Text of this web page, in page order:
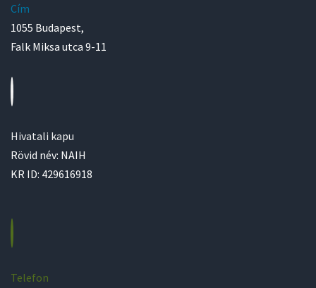
Cím
1055 Budapest,
Falk Miksa utca 9-11
Hivatali kapu
Rövid név: NAIH
KR ID: 429616918
Telefon